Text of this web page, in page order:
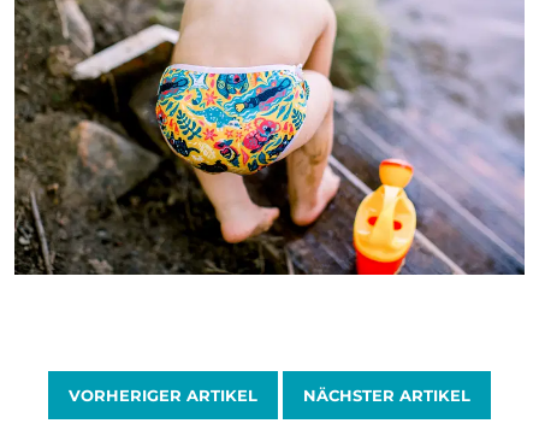
VORHERIGER ARTIKEL NÄCHSTER ARTIKEL